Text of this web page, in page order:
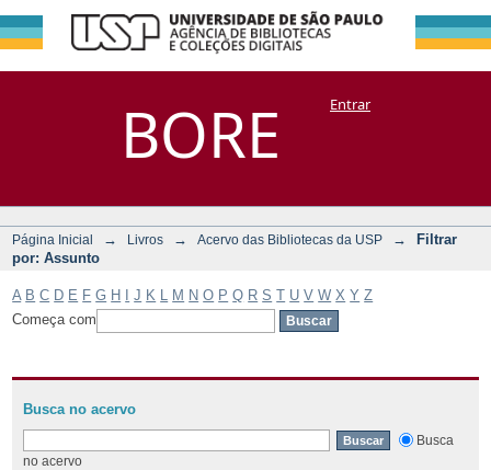
BORE
Filtrar por:
Assunto
DSpace/Manakin + CoriscoEntrar
Página Inicial → Livros → Acervo das Bibliotecas da USP →
Filtrar
por: Assunto
A B C D E F G H J K M N O P Q R S T U V W X Y Z
Começa com
Busca no acervo
Busca
no acervo